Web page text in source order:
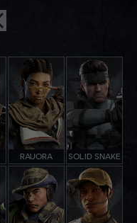
SOLID SNAKE
RAUORA